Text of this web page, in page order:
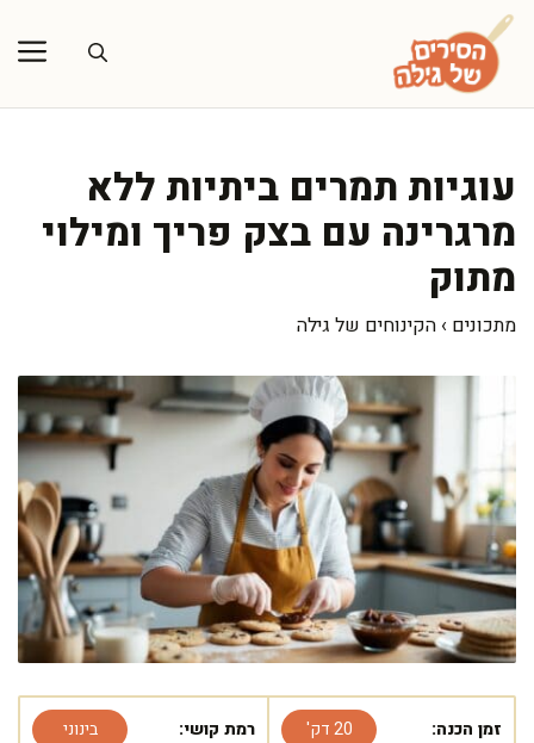
לדלג
לתוכן
עוגיות תמרים ביתיות ללא
מרגרינה עם בצק פריך ומילוי
מתוק
מתכונים › הקינוחים של גילה
זמן הכנה: 20 דק' רמת קושי: בינוני